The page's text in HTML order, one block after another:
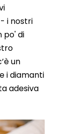
i nostri
po' di
un
i diamanti
adesiva